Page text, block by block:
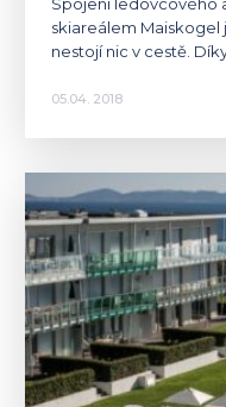
skiareálem Maiskogel
nestojí nic v cestě.
05.04. 2018